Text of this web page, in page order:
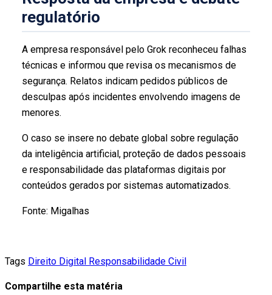
regulatório
A empresa responsável pelo Grok reconheceu falhas
técnicas e informou que revisa os mecanismos de
segurança. Relatos indicam pedidos públicos de
desculpas após incidentes envolvendo imagens de
menores.
O caso se insere no debate global sobre regulação
da inteligência artificial, proteção de dados pessoais
e responsabilidade das plataformas digitais por
conteúdos gerados por sistemas automatizados.
Fonte: Migalhas
Tags Direito Digital Responsabilidade Civil
Compartilhe esta matéria